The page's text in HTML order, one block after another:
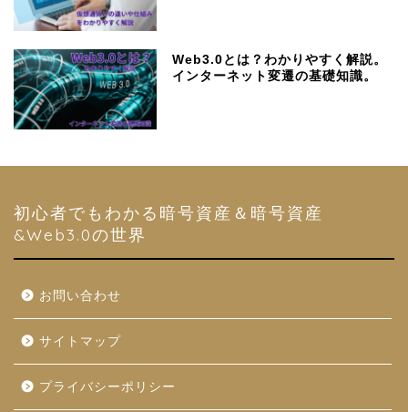
Web3.0とは？わかりやすく解説。
インターネット変遷の基礎知識。
初心者でもわかる暗号資産＆暗号資産
&Web3.0の世界
お問い合わせ
サイトマップ
プライバシーポリシー